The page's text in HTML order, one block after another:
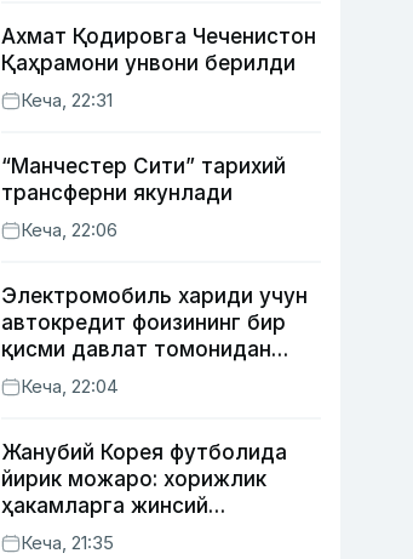
Ахмат Қодировга Чеченистон
Қаҳрамони унвони берилди
Кеча, 22:31
“Манчестер Сити” тарихий
трансферни якунлади
Кеча, 22:06
Электромобиль хариди учун
автокредит фоизининг бир
қисми давлат томонидан
қоплаб берилиши мумкин
Кеча, 22:04
Жанубий Корея футболида
йирик можаро: хорижлик
ҳакамларга жинсий
хизматлар кўрсатилгани
Кеча, 21:35